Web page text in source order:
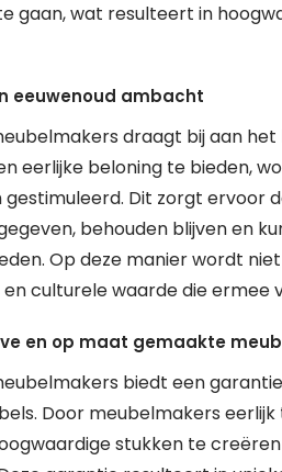
gaan, wat resulteert in
eeuwenoud ambacht
draagt bij aan
eerlijke beloning te bieden,
Dit zorgt ervoor
behouden blijven en
Op deze manier wordt
culturele waarde die ermee
en op maat gemaakte
biedt een
Door meubelmakers
stukken te